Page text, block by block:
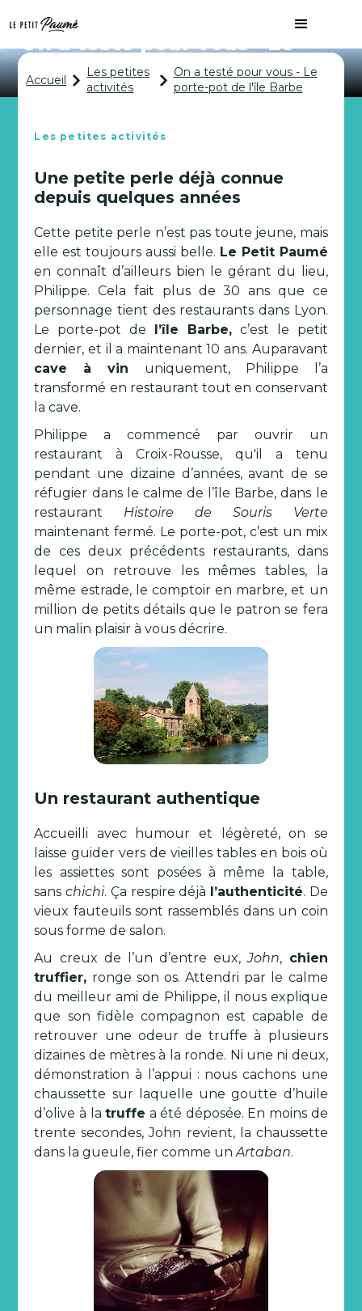
On a testé pour vous - Le
porte-pot de l'île Barbe
Accueil
Les petites
activités
On a testé pour vous - Le
porte-pot de l'île Barbe
Les petites activités
Une petite perle déjà connue
depuis quelques années
Cette petite perle n’est pas toute jeune, mais
elle est toujours aussi belle. Le Petit Paumé
en connaît d’ailleurs bien le gérant du lieu,
Philippe. Cela fait plus de 30 ans que ce
personnage tient des restaurants dans Lyon.
Le porte-pot de l’île Barbe,c’est le petit
dernier, et il a maintenant 10 ans. Auparavant
cave à vin uniquement, Philippe l’a
transformé en restaurant tout en conservant
la cave.
Philippe a commencé par ouvrir un
restaurant à Croix-Rousse, qu'il a tenu
pendant une dizaine d’années, avant de se
réfugier dans le calme de l’île Barbe, dans le
restaurant Histoire de Souris Verte
maintenant fermé. Le porte-pot, c’est un mix
de ces deux précédents restaurants, dans
lequel on retrouve les mêmes tables, la
même estrade, le comptoir en marbre, et un
million de petits détails que le patron se fera
un malin plaisir à vous décrire.
Un restaurant authentique
Accueilli avec humour et légèreté, on se
laisse guider vers de vieilles tables en bois où
les assiettes sont posées à même la table,
sanschichi. Ça respire déjà l’authenticité. De
vieux fauteuils sont rassemblés dans un coin
sous forme de salon.
Au creux de l’un d’entre eux,John, chien
truffier, ronge son os. Attendri par le calme
du meilleur ami de Philippe, il nous explique
que son fidèle compagnon est capable de
retrouver une odeur de truffe à plusieurs
dizaines de mètres à la ronde. Ni une ni deux,
démonstration à l’appui : nous cachons une
chaussette sur laquelle une goutte d’huile
d’olive à latruffe a été déposée. En moins de
trente secondes, John revient, la chaussette
dans la gueule, fier comme unArtaban.